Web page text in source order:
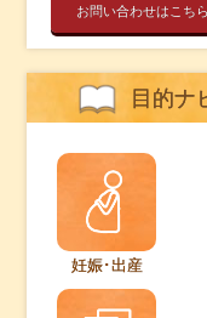
お問い合わせはこちら
目的ナ
妊娠･出産